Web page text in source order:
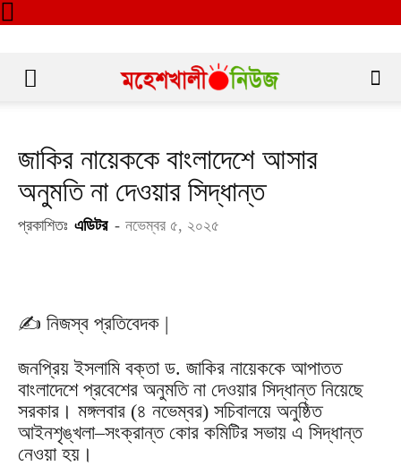
জাকির নায়েককে বাংলাদেশে আসার
অনুমতি না দেওয়ার সিদ্ধান্ত
প্রকাশিতঃ এডিটর - নভেম্বর ৫, ২০২৫
✍️ নিজস্ব প্রতিবেদক |
জনপ্রিয় ইসলামি বক্তা ড. জাকির নায়েককে আপাতত
বাংলাদেশে প্রবেশের অনুমতি না দেওয়ার সিদ্ধান্ত নিয়েছে
সরকার। মঙ্গলবার (৪ নভেম্বর) সচিবালয়ে অনুষ্ঠিত
আইনশৃঙ্খলা–সংক্রান্ত কোর কমিটির সভায় এ সিদ্ধান্ত
নেওয়া হয়।